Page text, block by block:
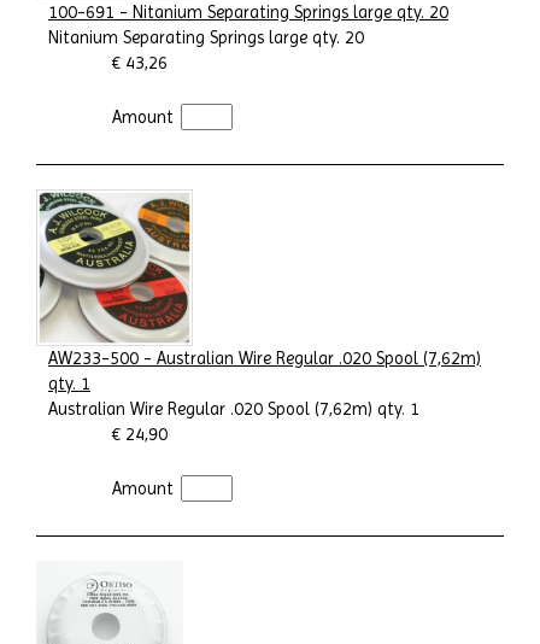
100-691 - Nitanium Separating Springs large qty. 20
Nitanium Separating Springs large qty. 20
€ 43,26
Amount
AW233-500 - Australian Wire Regular .020 Spool (7,62m)
qty. 1
Australian Wire Regular .020 Spool (7,62m) qty. 1
€ 24,90
Amount